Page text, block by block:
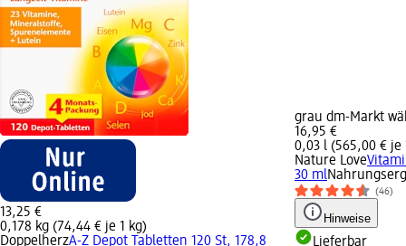
13,25 €
0,178 kg (74,44 € je 1 kg)
DoppelherzA-Z Depot Tabletten 120 St, 178,8
grau dm-Markt
16,95 €
0,03 l (565,00 € je
Nature Love
30 ml
(46)
Hinweise
Lieferbar